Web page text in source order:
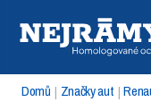
Domů | Značky aut |